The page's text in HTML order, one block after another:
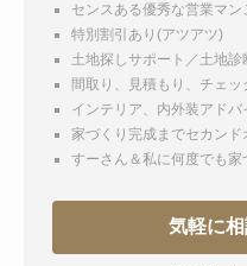
センスある優秀な営業マン
特別割引あり(アツアツ)
土地探しサポート／土地診
間取り、見積もり、チェ
インテリア、内外装アドバ
家づくり完成までセカンド
すーさん＆私に何度でも家
気軽に相